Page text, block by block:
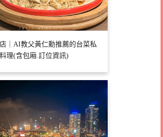
｜AI教父黃仁勳推薦的台菜私
理(含包廂.訂位資訊)